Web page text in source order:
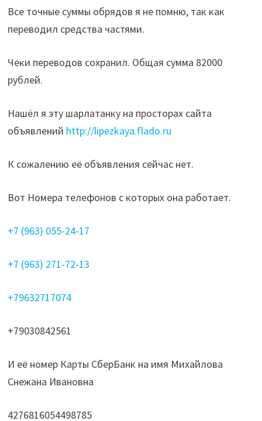
Все точные суммы обрядов я не помню, так как
переводил средства частями.
Чеки переводов сохранил. Общая сумма 82000
рублей.
Нашёл я эту шарлатанку на просторах сайта
объявлений http://lipezkaya.flado.ru
К сожалению её объявления сейчас нет.
Вот Номера телефонов с которых она работает.
+7 (963) 055-24-17
+7 (963) 271-72-13
+79632717074
+79030842561
И её номер Карты СберБанк на имя Михайлова
Снежана Ивановна
4276816054498785